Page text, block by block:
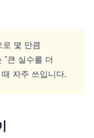
로 몇 만큼
"큰 실수를 더
자주 쓰입니다.